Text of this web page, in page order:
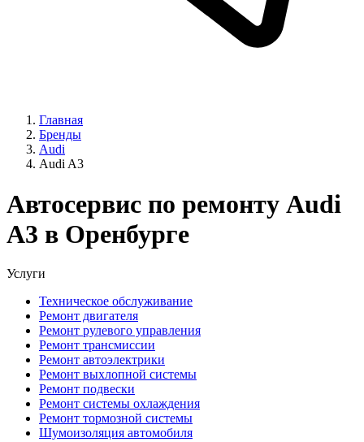
Главная
Бренды
Audi
Audi A3
Автосервис по ремонту Audi
A3 в Оренбурге
Услуги
Техническое обслуживание
Ремонт двигателя
Ремонт рулевого управления
Ремонт трансмиссии
Ремонт автоэлектрики
Ремонт выхлопной системы
Ремонт подвески
Ремонт системы охлаждения
Ремонт тормозной системы
Шумоизоляция автомобиля